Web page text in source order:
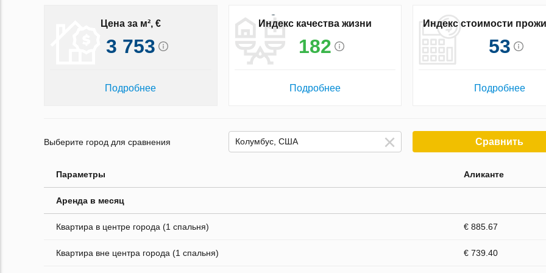
Цена за м², €
3 753
Подробнее
Индекс качества жизни
182
Подробнее
Индекс стоимости
53
Подробнее
Выберите город для сравнения Сравнить
Параметры Аликанте
Аренда в месяц
Квартира в центре города (1 спальня) € 885.67
Квартира вне центра города (1 спальня) € 739.40